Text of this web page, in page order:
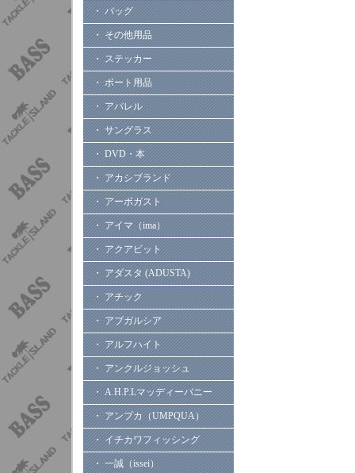
・ バッグ
・ その他用品
・ ステッカー
・ ボート用品
・ アパレル
・ サングラス
・ DVD・本
・ アカシブランド
・ アーボガスト
・ アイマ（ima）
・ アクアビット
・ アダスタ (ADUSTA)
・ アチック
・ アブガルシア
・ アルフハイト
・ アンクルジョッシュ
・ A.H.P.Lマッディーバニー
・ アンプカ（UMPQUA）
・ イチカワフィッシング
・ 一誠（issei）